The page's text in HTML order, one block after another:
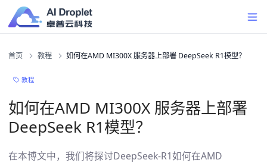
首页 教程 如何在AMD MI300X 服务器上部署 DeepSeek R1模型？
教程
如何在AMD MI300X 服务器上部署
DeepSeek R1模型？
在本博文中，我们将探讨DeepSeek-R1如何在AMD